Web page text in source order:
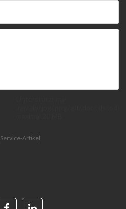
Service-Artikel